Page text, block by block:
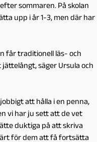
sommaren. På skolan
upp i år 1-3, men där har
får traditionell läs- och
säger Ursula och
att hålla i en penna,
vi har ju sett att de vet
duktiga på att skriva
för dem att få fortsätta